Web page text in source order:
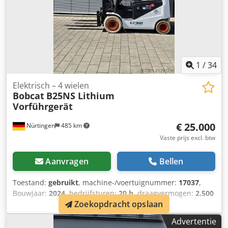
1 /34
Nürtingen 485 km
Elektrisch – 4 wielen
Bobcat B25NS Lithium
Vorführgerät
€ 25.000
Vaste prijs excl. btw
Aanvragen Bellen
Toestand: gebruikt, machine-/voertuignummer: 17037,
Bouwjaar: 2024, bedrijfsturen:20 h, draagvermogen: 2.500
4.710 mm, vrije hefhoogte:1.700 mm
ladingzwaartepunt:500 mm, brandstoftype:elektrisch,
, bouwhoogte:2.180 mm, Advertentie
Zoekopdracht opslaan